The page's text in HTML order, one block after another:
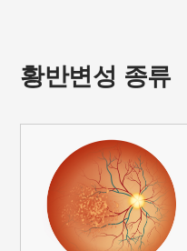
황반변성 종류